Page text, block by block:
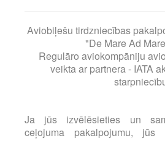
Aviobiļešu tirdzniecības
"De Mare Ad
Regulāro aviokompāniju
veikta ar partnera - IATA
Ja jūs izvēlēsieties un
ceļojuma pakalpojumu, jūs